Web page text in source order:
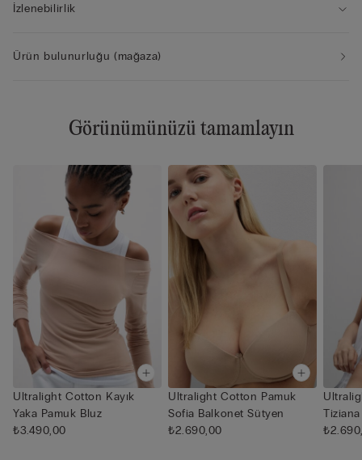
İzlenebilirlik
Ürün bulunurluğu (mağaza)
Görünümünüzü tamamlayın
Ultralight Cotton Kayık
Yaka Pamuk Bluz
₺3.490,00
Ultralight Cotton Pamuk
Sofia Balkonet Sütyen
₺2.690,00